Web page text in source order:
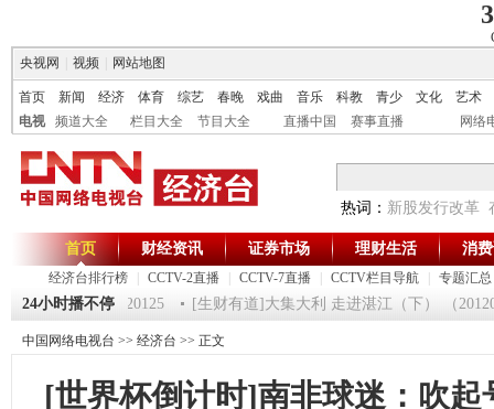
央视网
视频 网站地图
首页 新闻 经济 体育 综艺 春晚 戏曲 音乐 科教 青少 文化
艺术
电视
频道大全 栏目大全 节目大全 直播中国 赛事直播 网络
热词： 新股发行改革
首页
经济台排行榜 CCTV-2直播 CCTV-7直播 CCTV栏目导航 专题汇总
财经资讯 证券市场 理财生活 消
24小时播不停
第一时间》 20120125 [生财有道]大集大利 走进湛江（下） （
中国网络电视台 >> 经济台 >> 正文
[世界杯倒计时]南非球迷：吹起